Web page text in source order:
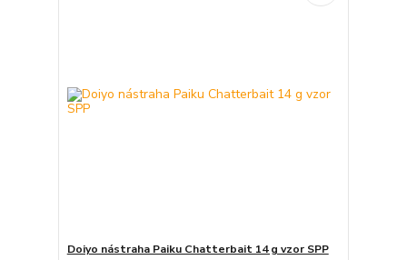
Doiyo nástraha Paiku Chatterbait 14 g vzor SPP